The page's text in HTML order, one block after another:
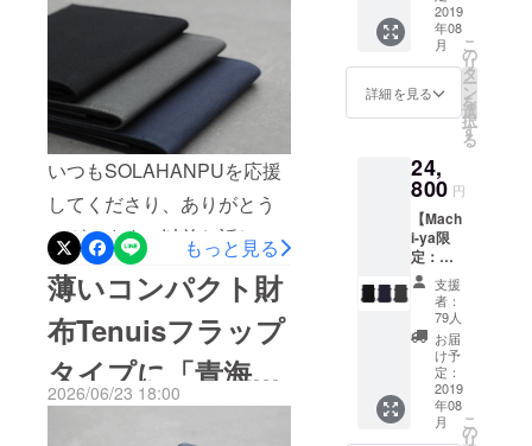
す。今回採用したエルバ
マットは、イタリア・トス
カーノ地方の伝統的なバ
ケッタ製法で作られている
由緒ある革です。オイル含
有量が多く、肌触りがしっ
とり滑らかなのが大きな特
徴。オイルをたっぷり含ん
でいる分だけエイジングも
早めで、使い始めると割と
すぐに綺麗な艶が出始めて
濃い色へと変化していきま
す。トスカーノリスシオと
の色味の違いについて、詳
ら、大変恐縮ですが今回も
ご用意できたのはごくわず
かな数量のみとなります。
青藍だけでなく、人気の
「漆黒（しっこく）」や
「鉛灰（えんはい）」も含
め、全体的に在庫に限りが
ある状況です。「なぜいつ
も在庫が少ないの？」と思
われるかもしれません。 実
は、SOLAHANPUの財布が
これほどスリムでありなが
お知らせ
いつもSOLAHANPUを応援
してくださり、ありがとう
ございます。以前お話しし
たTenuisファスナータイプ
（旧第3世代）帆布版が間も
なく復活予定です。2019年
のクラウドファンディング
財布部門で総支援額日本国
内第一位4400万円のご支援
もっと見る
薄いコンパクト財
布Tenuisフラップ
タイプに「青海」
と「碧緑」が登場
2026/06/23 18:00
を発表し、
国内クラウ
ドファン
ディングの
財布カテゴ
最高額を達
成しまし
た。不必要
なものを省
くミニマリ
ズム、合理
性、実用性
を重視して
パッ
ク 1個
2019
年08
月
詳細を見る
こ
の
リ
タ
ー
ン
を
選
択
す
る
24,
800 円
【Mach
i-ya限
定：一
般販売
より早
く入
手!】
STORIO
バック
パッ
ク 1個
支援
者：
79人
お届
け予
定：
2019
年08
月
こ
の
リ